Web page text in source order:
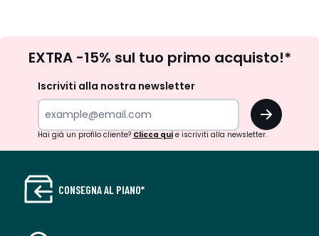
newsletter
EXTRA -15% sul tuo primo acquisto!*
Iscriviti alla nostra newsletter
OK
Hai già un profilo cliente? Clicca quie iscriviti alla newsletter.
CONSEGNA AL PIANO*